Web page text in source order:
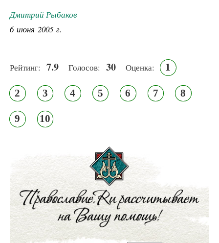
Дмитрий Рыбаков
6 июня 2005 г.
Рейтинг: 7.9 Голосов: 30 Оценка: 1
2 3 4 5 6 7 8
9 10